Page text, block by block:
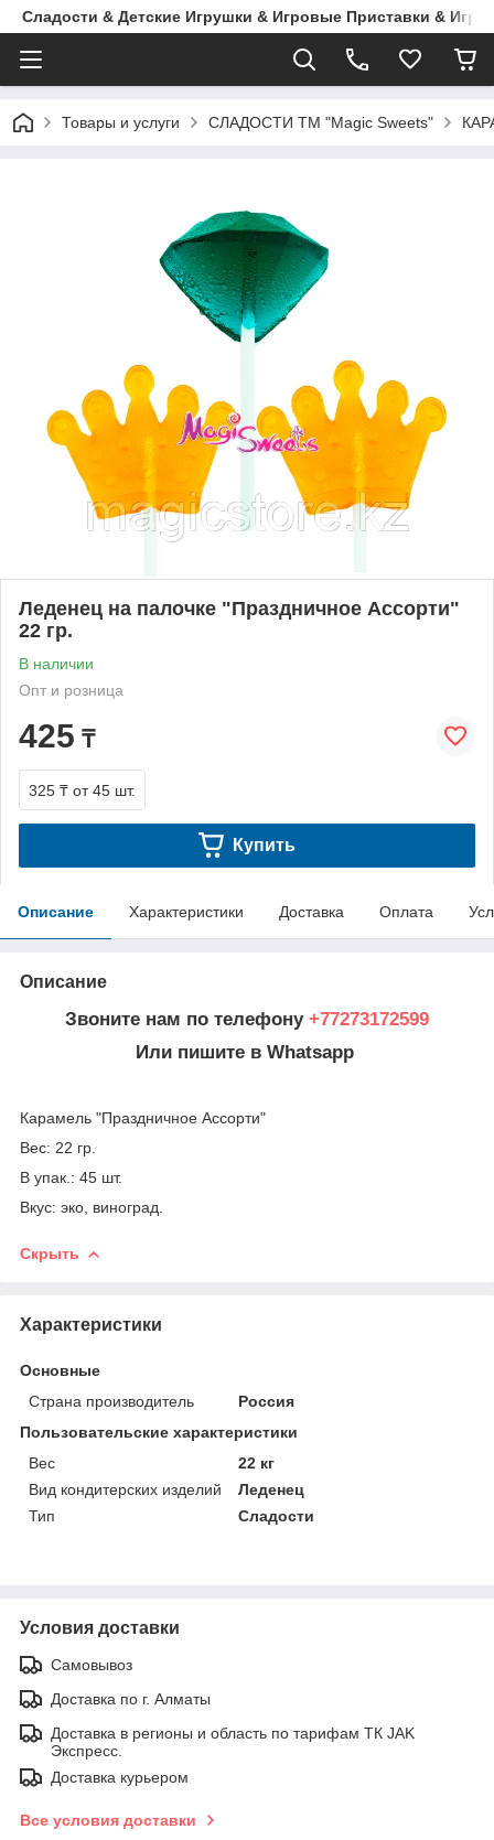
Сладости & Детские Игрушки & Игровые Приставки & Игры
Товары и услуги СЛАДОСТИ ТМ "Magic Sweets"
Леденец на палочке "Праздничное Ассорти"
22 гр.
В наличии
Опт и розница
425 ₸
325 ₸ от 45 шт.
Купить
Описание Характеристики Доставка Оплата
Описание
Звоните нам по телефону +77273172599
Или пишите в Whatsapp
Карамель "Праздничное Ассорти"
Вес: 22 гр.
В упак.: 45 шт.
Вкус: эко, виноград.
Скрыть
Характеристики
Основные
Страна производитель
Россия
Пользовательские характеристики
Вес
22 кг
Вид кондитерских изделий
Леденец
Тип
Сладости
Условия доставки
Самовывоз
Доставка по г. Алматы
Доставка в регионы и область по тарифам ТК JAK
Экспресс.
Доставка курьером
Все условия доставки